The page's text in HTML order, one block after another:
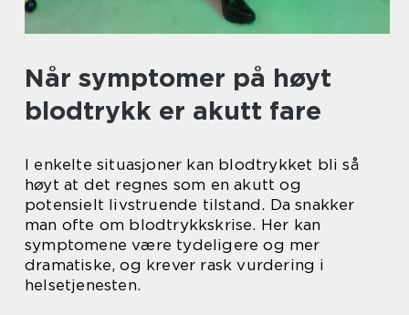
Når symptomer på høyt
blodtrykk er akutt fare
I enkelte situasjoner kan blodtrykket bli så
høyt at det regnes som en akutt og
potensielt livstruende tilstand. Da snakker
man ofte om blodtrykkskrise. Her kan
symptomene være tydeligere og mer
dramatiske, og krever rask vurdering i
helsetjenesten.